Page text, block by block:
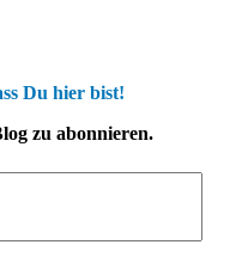
Du hier bist!
zu abonnieren.